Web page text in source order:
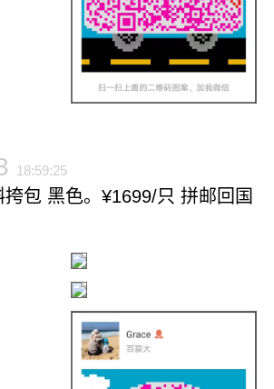
18:59:25
包 黑色。¥1699/只 拼邮回国